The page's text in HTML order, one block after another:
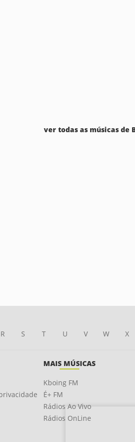
ver todas as músicas de
R S T U V W X
MAIS MÚSICAS
Kboing FM
É+ FM
Rádios Ao Vivo
Rádios OnLine